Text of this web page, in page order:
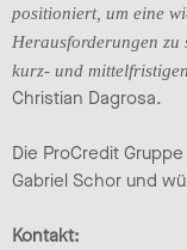
positioniert, um eine
Herausforderungen
kurz- und
Christian Dagrosa.
Die ProCredit
Gabriel Schor und
Kontakt: